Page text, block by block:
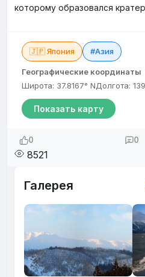
которому образовался
🇯🇵 Япония #Азия
Географические координаты
Широта: 37.8167° NДолгота:
Показать карту
0 0
8521
Галерея